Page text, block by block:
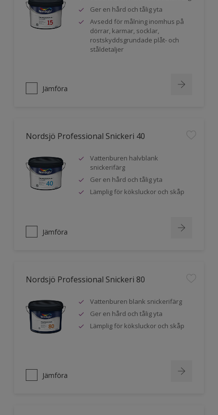
Ger en hård och tålig yta
Avsedd för målning inomhus på
dörrar, karmar, socklar,
rostskyddsgrundade plåt- och
ståldetaljer
Jämföra
Nordsjö Professional Snickeri 40
Vattenburen halvblank
snickerifärg
Ger en hård och tålig yta
Lämplig för köksluckor och skåp
Jämföra
Nordsjö Professional Snickeri 80
Vattenburen blank snickerifärg
Ger en hård och tålig yta
Lämplig för köksluckor och skåp
Jämföra